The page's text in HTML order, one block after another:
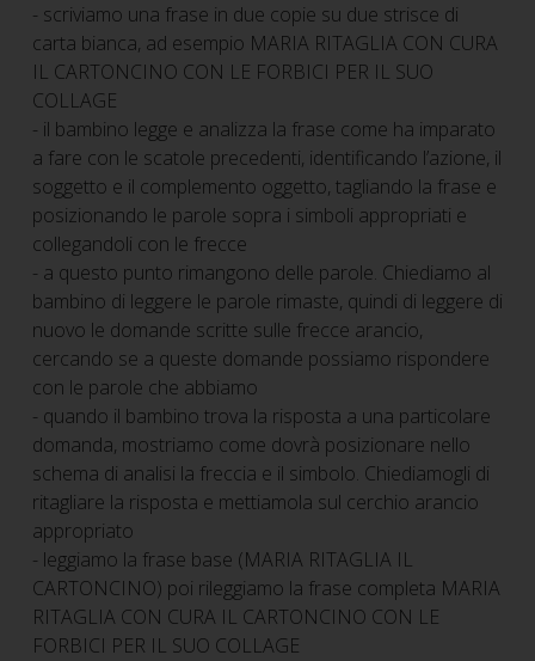
- scriviamo una frase in due copie su due strisce di
carta bianca, ad esempio MARIA RITAGLIA CON CURA
IL CARTONCINO CON LE FORBICI PER IL SUO
COLLAGE
- il bambino legge e analizza la frase come ha imparato
a fare con le scatole precedenti, identificando l’azione, il
soggetto e il complemento oggetto, tagliando la frase e
posizionando le parole sopra i simboli appropriati e
collegandoli con le frecce
- a questo punto rimangono delle parole. Chiediamo al
bambino di leggere le parole rimaste, quindi di leggere di
nuovo le domande scritte sulle frecce arancio,
cercando se a queste domande possiamo rispondere
con le parole che abbiamo
- quando il bambino trova la risposta a una particolare
domanda, mostriamo come dovrà posizionare nello
schema di analisi la freccia e il simbolo. Chiediamogli di
ritagliare la risposta e mettiamola sul cerchio arancio
appropriato
- leggiamo la frase base (MARIA RITAGLIA IL
CARTONCINO) poi rileggiamo la frase completa MARIA
RITAGLIA CON CURA IL CARTONCINO CON LE
FORBICI PER IL SUO COLLAGE